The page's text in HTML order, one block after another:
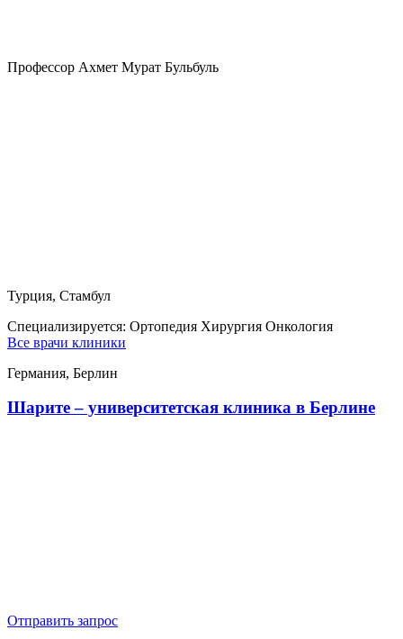
Профессор Ахмет Мурат Бульбуль
Турция, Стамбул
Специализируется: Ортопедия Хирургия Онкология
Все врачи клиники
Германия, Берлин
Шарите – университетская клиника в Берлине
Отправить запрос